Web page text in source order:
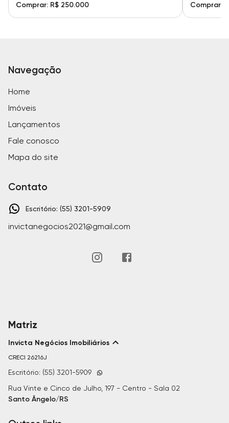
Comprar: R$ 250.000 Comprar:
Navegação
Home
Imóveis
Lançamentos
Fale conosco
Mapa do site
Contato
Escritório: (55) 3201-5909
invictanegocios2021@gmail.com
Matriz
Invicta Negócios Imobiliários
CRECI 26216J
Escritório: (55) 3201-5909
Rua Vinte e Cinco de Julho, 197 - Centro - Sala 02
Santo Ângelo/RS